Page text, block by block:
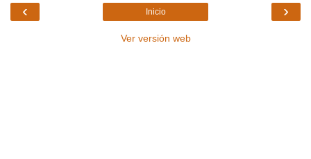
‹ ›
Inicio
Ver versión web